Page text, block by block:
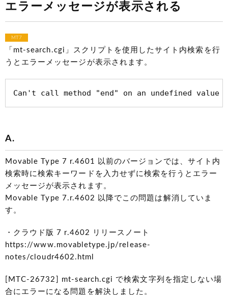
エラーメッセージが表示される
MT7
「mt-search.cgi」スクリプトを使用したサイト内検索を行
うとエラーメッセージが表示されます。
Can't call method "end" on an undefined value
A.
Movable Type 7 r.4601 以前のバージョンでは、サイト内
検索時に検索キーワードを入力せずに検索を行うとエラー
メッセージが表示されます。
Movable Type 7.r.4602 以降でこの問題は解消していま
す。
・クラウド版 7 r.4602 リリースノート
https://www.movabletype.jp/release-
notes/cloudr4602.html
[MTC-26732] mt-search.cgi で検索文字列を指定しない場
合にエラーになる問題を解決しました。